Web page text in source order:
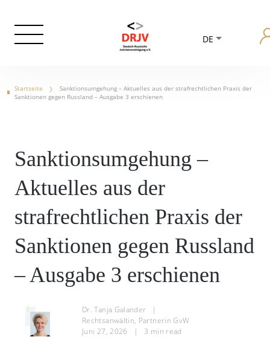
DE
Startseite
Sanktionsumgehung – Aktuelles aus der strafrechtlichen Praxis der
Sanktionen gegen Russland – Ausgabe 3 erschienen
Sanktionsumgehung –
Aktuelles aus der
strafrechtlichen Praxis der
Sanktionen gegen Russland
– Ausgabe 3 erschienen
Dr. Tanja Galander
|
Rechtsanwältin, Partnerin GvW
Juni 27, 2026
| 3 min read